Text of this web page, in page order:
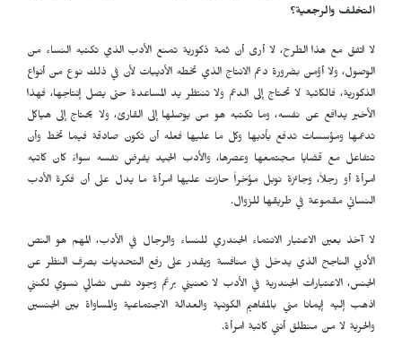
التخلف والرجعية؟
لا اتفق مع هذا الطرح، لا أرى أن ثمة ذكورية تمنع الأدب الذي تكتبه النساء من
الوصول، ولا أؤمن بضرورة دعم الانتاج الذي تخطه الأديبات لأن في ذلك نوع من أنواع
الذكورية، فالكاتبة لا تحتاج إلى الدعم ولا تنتظر يد المساعدة حتى يصل إنتاجها، فهذا
الأخير يدافع عن نفسه، وما تكتبه هو من يوصلها إلى القارئ، ولا يحتاج إلى هياكل
تدعمها ومؤسسات تدفع بأدبها وكل ما عليها فعله أن تكون صادقة فيما تخط وأن
تتفاعل مع قضايا مجتمعها وعصرها، والأدب الجيد يفرض نفسه سواءً كان كاتبه
امرأة أو رجلاً، وجائزة نوبل مؤخراً حازت عليها امرأة ما يدل على أن فكرة الأدب
النسائي مقموعة في طريقها للزوال.
لا آخذ بعين الاعتبار الانتماء الجندري للنساء والرجال في الأدب، المهم هو النص
الأدبي الناجح الذي يدخل في منافسة ويقدر على رفع التحديات بصرف النظر عن
الجنس، الاعتبارات الجندرية في الأدب لا تعنيني برغم وجود نفس نضالي نسوي لكنني
اذهب إليه إيمانا مني بالمفاهيم الكونية والعدالة الاجتماعية والمساواة بين الجنسين
والحرية لا من منطلق أنني كاتبة امرأة.